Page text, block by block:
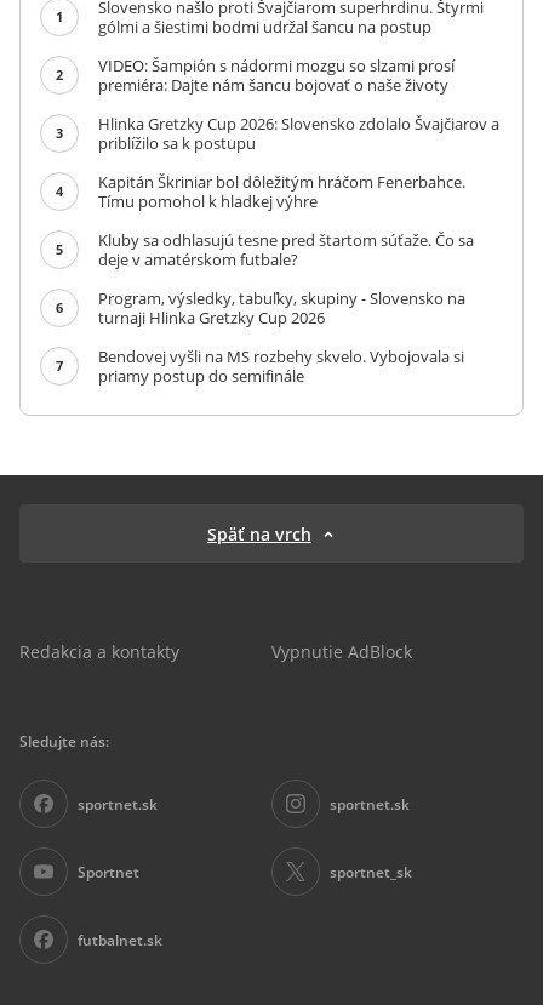
1
Slovensko našlo proti Švajčiarom superhrdinu. Štyrmi
gólmi a šiestimi bodmi udržal šancu na postup
2
VIDEO: Šampión s nádormi mozgu so slzami prosí
premiéra: Dajte nám šancu bojovať o naše životy
3
Hlinka Gretzky Cup 2026: Slovensko zdolalo Švajčiarov a
priblížilo sa k postupu
4
Kapitán Škriniar bol dôležitým hráčom Fenerbahce.
Tímu pomohol k hladkej výhre
5
Kluby sa odhlasujú tesne pred štartom súťaže. Čo sa
deje v amatérskom futbale?
6
Program, výsledky, tabuľky, skupiny - Slovensko na
turnaji Hlinka Gretzky Cup 2026
7
Bendovej vyšli na MS rozbehy skvelo. Vybojovala si
priamy postup do semifinále
Späť na vrch
Redakcia a kontakty Vypnutie AdBlock
Sledujte nás:
sportnet.sk sportnet.sk
Sportnet sportnet_sk
futbalnet.sk